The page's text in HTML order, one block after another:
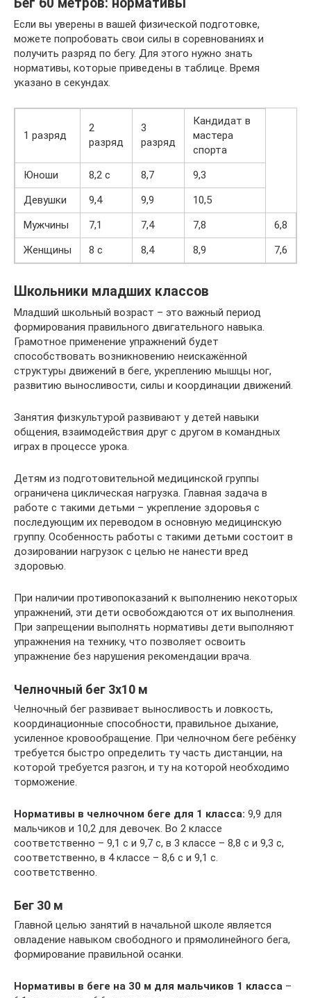
Если вы уверены в вашей физической подготовке,
можете попробовать свои силы в соревнованиях и
получить разряд по бегу. Для этого нужно знать
нормативы, которые приведены в таблице. Время
указано в секундах.
1 разряд
2
разряд
3
разряд
Кандидат в
мастера
спорта
Юноши
8,2 с 8,7
9,3
Девушки
9,4 9,9
10,5
Мужчины
7,1 7,4 7,8
6,8
Женщины
8 с 8,4 8,9 7,6
Школьники младших классов
Младший школьный возраст – это важный период
формирования правильного двигательного навыка.
Грамотное применение упражнений будет
способствовать возникновению неискажённой
структуры движений в беге, укреплению мышцы ног,
развитию выносливости, силы и координации движений.
Занятия физкультурой развивают у детей навыки
общения, взаимодействия друг с другом в командных
играх в процессе урока.
Детям из подготовительной медицинской группы
ограничена циклическая нагрузка. Главная задача в
работе с такими детьми – укрепление здоровья с
последующим их переводом в основную медицинскую
группу. Особенность работы с такими детьми состоит в
дозировании нагрузок с целью не нанести вред
здоровью.
При наличии противопоказаний к выполнению некоторых
упражнений, эти дети освобождаются от их выполнения.
При запрещении выполнять нормативы дети выполняют
упражнения на технику, что позволяет освоить
упражнение без нарушения рекомендации врача.
Челночный бег 3х10 м
Челночный бег развивает выносливость и ловкость,
координационные способности, правильное дыхание,
усиленное кровообращение. При челночном беге ребёнку
требуется быстро определить ту часть дистанции, на
которой требуется разгон, и ту на которой необходимо
торможение.
Нормативы в челночном беге для 1 класса: 9,9 для
мальчиков и 10,2 для девочек. Во 2 классе
соответственно – 9,1 с и 9,7 с, в 3 классе – 8,8 с и 9,3 с,
соответственно, в 4 классе – 8,6 с и 9,1 с.
соответственно.
Бег 30 м
Главной целью занятий в начальной школе является
овладение навыком свободного и прямолинейного бега,
формирование правильной осанки.
Нормативы в беге на 30 м для мальчиков 1 класса –